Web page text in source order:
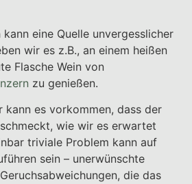
kann eine Quelle unvergesslicher
wir es z.B., an einem heißen
Flasche Wein von
zu genießen.
kann es vorkommen, dass der
wie wir es erwartet
triviale Problem kann auf
sein – unerwünschte
die das